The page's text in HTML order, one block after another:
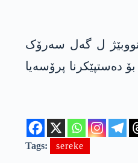
ل گەل سەرۆک
دەستپێکرنا پرۆسەیا
Tags: sereke